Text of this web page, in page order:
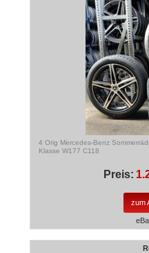
4 Orig Mercedes-Benz
Klasse W177 C118
Preis:
zum